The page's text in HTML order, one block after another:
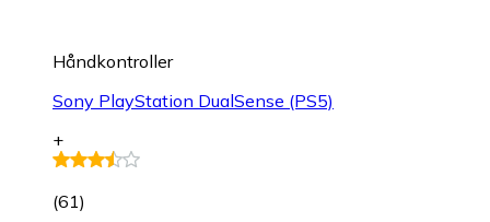
Håndkontroller
Sony PlayStation DualSense (PS5)
+
(61)